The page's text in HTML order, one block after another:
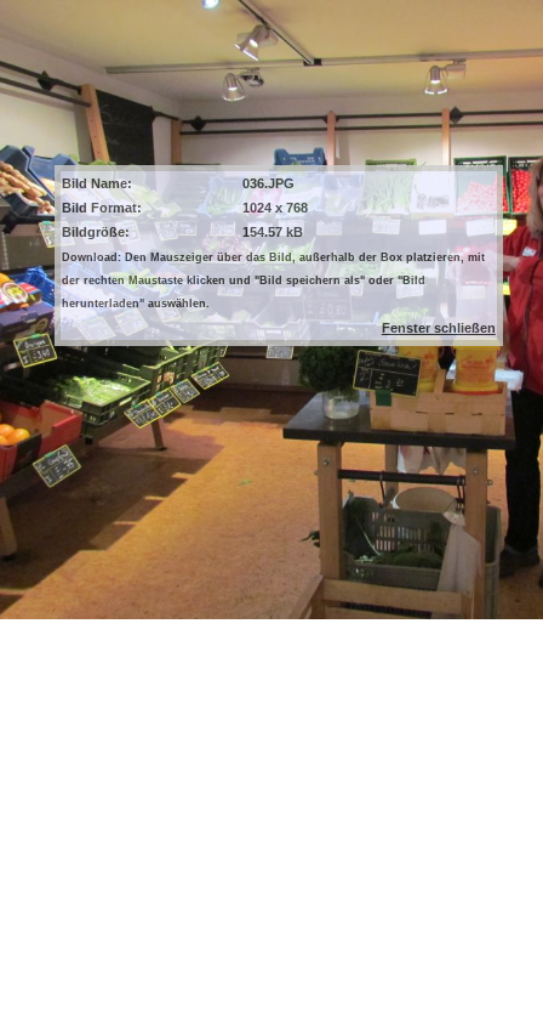
Bild Name:
036.JPG
Bild Format:
1024 x 768
Bildgröße:
154.57 kB
Download: Den Mauszeiger über das Bild, außerhalb der Box platzieren, mit
der rechten Maustaste klicken und "Bild speichern als" oder "Bild
herunterladen" auswählen.
Fenster schließen